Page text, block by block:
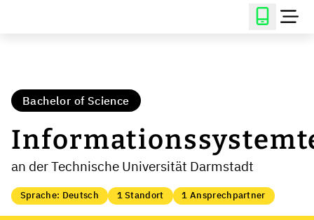
Bachelor of Science
an der Technische Universität Darmstadt
Sprache: Deutsch 1 Standort 1 Ansprechpartner